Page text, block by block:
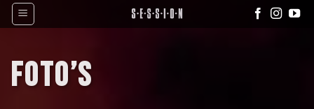
Skip
to
FOTO’S